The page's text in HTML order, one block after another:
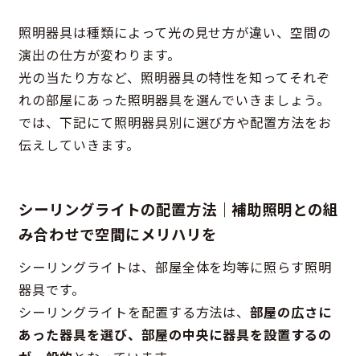
照明器具は種類によって光の見せ方が違い、空間の
演出の仕方が変わります。
光の当たり方など、照明器具の特性を知ってそれぞ
れの部屋にあった照明器具を選んでいきましょう。
では、下記にて照明器具別に選び方や配置方法をお
伝えしていきます。
シーリングライトの配置方法｜補助照明との組
み合わせで空間にメリハリを
シーリングライトは、部屋全体を均等に照らす照明
器具です。
シーリングライトを配置する方法は、部屋の広さに
あった器具を選び、部屋の中央に器具を設置するの